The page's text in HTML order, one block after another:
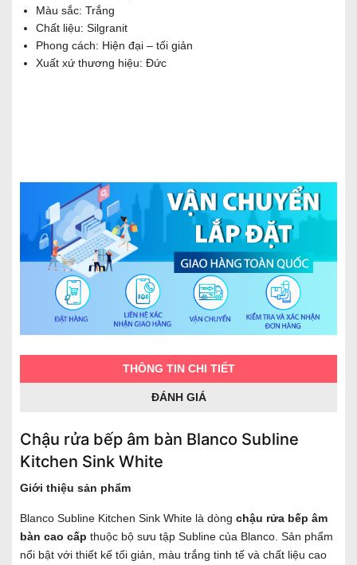
Màu sắc: Trắng
Chất liệu: Silgranit
Phong cách: Hiện đại – tối giản
Xuất xứ thương hiệu: Đức
THÔNG TIN CHI TIẾT
ĐÁNH GIÁ
Chậu rửa bếp âm bàn Blanco Subline
Kitchen Sink White
Giới thiệu sản phẩm
Blanco Subline Kitchen Sink White là dòng chậu rửa bếp âm
bàn cao cấp thuộc bộ sưu tập Subline của Blanco. Sản phẩm
nổi bật với thiết kế tối giản, màu trắng tinh tế và chất liệu cao